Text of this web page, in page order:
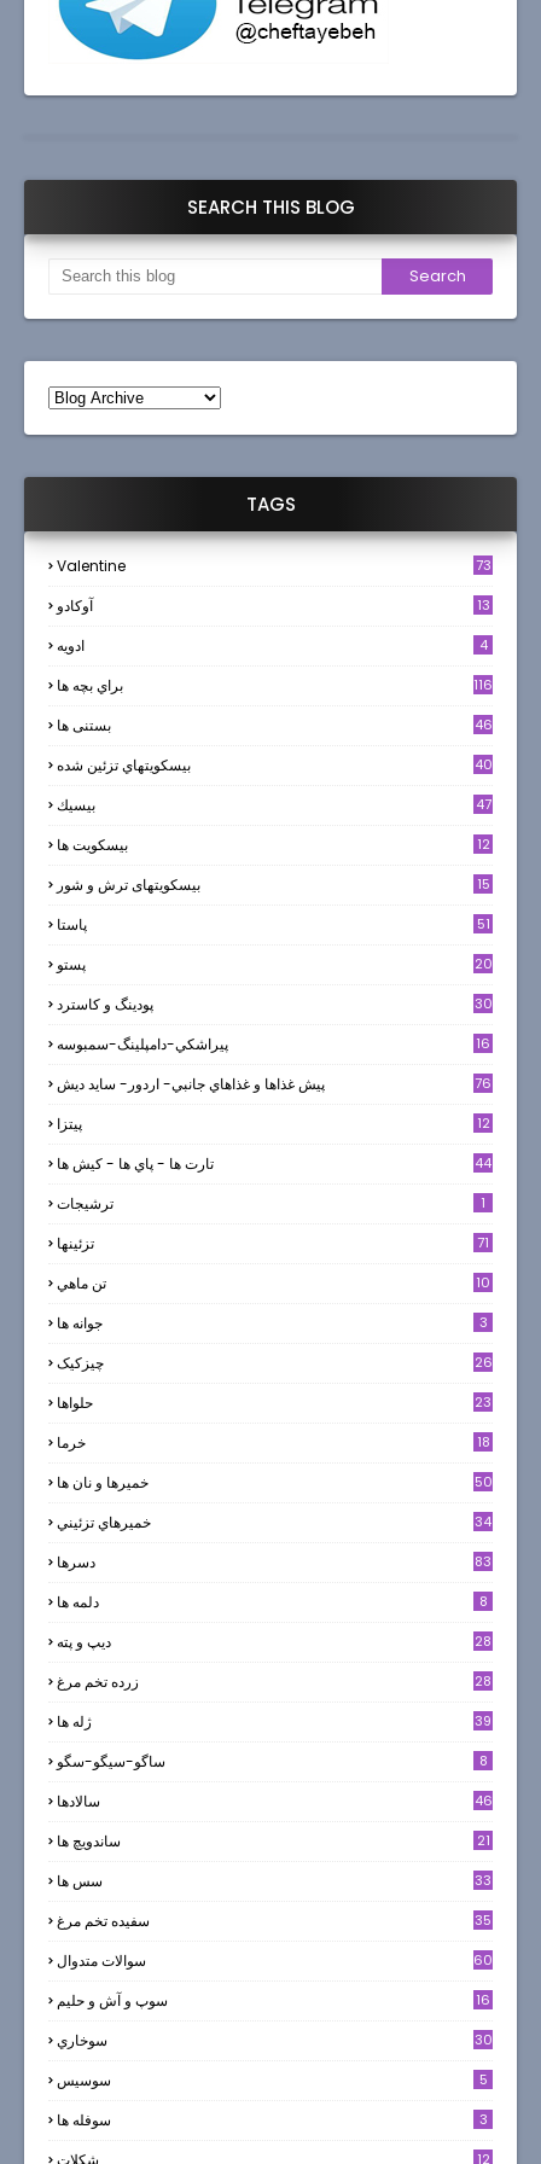
SEARCH THIS BLOG
TAGS
Valentine 73
آوکادو 13
ادويه 4
براي بچه ها 116
بستنی ها 46
بيسكويتهاي تزئين شده 40
بيسيك 47
بیسکویت ها
12
بیسکویتهای ترش و شور 15
پاستا 51
پستو 20
پودینگ و کاسترد 30
پيراشكي-دامپلينگ-سمبوسه 16
پيش غذاها و غذاهاي جانبي- اردور- سايد ديش 76
پیتزا 12
تارت ها - پاي ها - كيش ها 44
ترشيجات 1
تزئینها 71
تن ماهي 10
جوانه ها 3
چیزکیک 26
حلواها 23
خرما 18
خميرها و نان ها 50
خميرهاي تزئيني 34
دسرها 83
دلمه ها 8
ديپ و پته 28
زرده تخم مرغ 28
ژله ها 39
ساگو-سیگو-سگو 8
سالادها 46
ساندویچ ها 21
سس ها 33
سفيده تخم مرغ 35
سوالات متدوال 60
سوپ و آش و حليم 16
سوخاري 30
سوسيس 5
سوفله ها 3
شکلات 12